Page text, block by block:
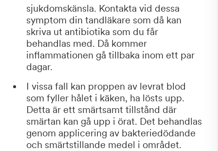
sjukdomskänsla. Kontakta vid dessa
symptom din tandläkare som då kan
skriva ut antibiotika som du får
behandlas med. Då kommer
inflammationen gå tillbaka inom ett par
dagar.
I vissa fall kan proppen av levrat blod
som fyller hålet i käken, ha lösts upp.
Detta är ett smärtsamt tillstånd där
smärtan kan gå upp i örat. Det behandlas
genom applicering av bakteriedödande
och smärtstillande medel i området.